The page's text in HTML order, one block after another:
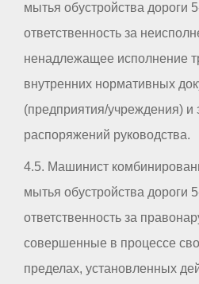
мытья обустройства дороги
ответственность за
ненадлежащее исполнение
внутренних нормативных
(предприятия/учреждения) и
распоряжений руководства.
4.5. Машинист
мытья обустройства дороги
ответственность за
совершенные в процессе
пределах, установленных